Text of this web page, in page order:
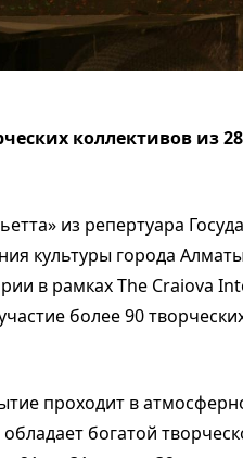
коллективов из
из репертуара
культуры города
в рамках The Craiova
более 90
проходит в
богатой